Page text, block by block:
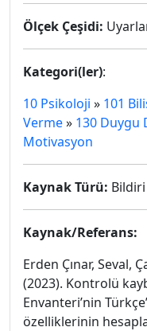
Ölçek Çeşidi:
Kategori(ler):
10 Psikoloji » 101
Verme» 130 Duygu
Motivasyon
Kaynak Türü: Bildiri
Kaynak/Referans:
Erden Çınar, Seval,
(2023). Kontrolü
Envanteri’nin
özelliklerinin